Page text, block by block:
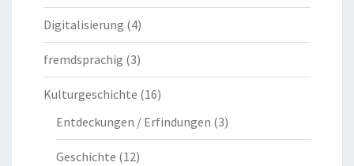
Digitalisierung (4)
fremdsprachig (3)
Kulturgeschichte (16)
Entdeckungen / Erfindungen (3)
Geschichte (12)